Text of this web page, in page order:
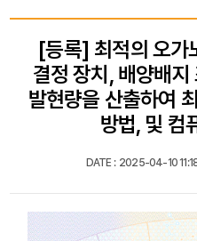
[등록] 최적의 오가
결정 장치, 배양배
발현량을 산출하여
방법, 및 컴
DATE : 2025-04-10